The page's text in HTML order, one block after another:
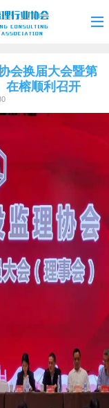
会换届大会暨第
在榕顺利召开